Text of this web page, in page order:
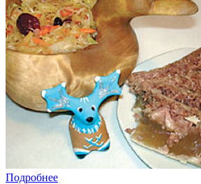
Подробнее